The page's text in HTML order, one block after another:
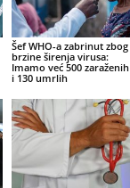
Šef WHO-a zabrinut zbog
brzine širenja virusa:
Imamo već 500 zaraženih
i 130 umrlih